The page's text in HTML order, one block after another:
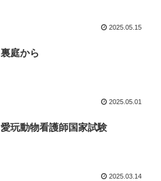
2025.05.15
裏庭から
2025.05.01
愛玩動物看護師国家試験
2025.03.14